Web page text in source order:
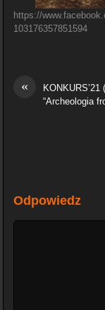
https://
103176357851594
«
“Archeologia
Odpowiedz